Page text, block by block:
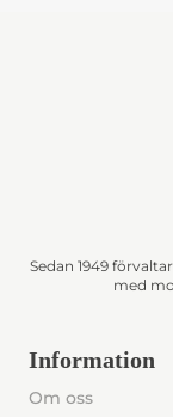
Sedan 1949
med
Information
Om oss